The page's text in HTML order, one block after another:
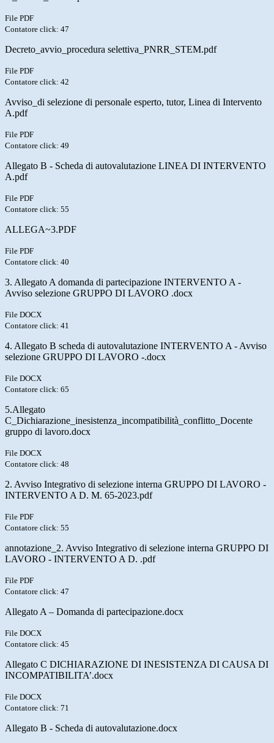
File PDF
Contatore click: 47
Decreto_avvio_procedura selettiva_PNRR_STEM.pdf
File PDF
Contatore click: 42
Avviso_di selezione di personale esperto, tutor, Linea di Intervento
A.pdf
File PDF
Contatore click: 49
Allegato B - Scheda di autovalutazione LINEA DI INTERVENTO
A.pdf
File PDF
Contatore click: 55
ALLEGA~3.PDF
File PDF
Contatore click: 40
3. Allegato A domanda di partecipazione INTERVENTO A -
Avviso selezione GRUPPO DI LAVORO .docx
File DOCX
Contatore click: 41
4. Allegato B scheda di autovalutazione INTERVENTO A - Avviso
selezione GRUPPO DI LAVORO -.docx
File DOCX
Contatore click: 65
5.Allegato
C_Dichiarazione_inesistenza_incompatibilità_conflitto_Docente
gruppo di lavoro.docx
File DOCX
Contatore click: 48
2. Avviso Integrativo di selezione interna GRUPPO DI LAVORO -
INTERVENTO A D. M. 65-2023.pdf
File PDF
Contatore click: 55
annotazione_2. Avviso Integrativo di selezione interna GRUPPO DI
LAVORO - INTERVENTO A D. .pdf
File PDF
Contatore click: 47
Allegato A – Domanda di partecipazione.docx
File DOCX
Contatore click: 45
Allegato C DICHIARAZIONE DI INESISTENZA DI CAUSA DI
INCOMPATIBILITA’.docx
File DOCX
Contatore click: 71
Allegato B - Scheda di autovalutazione.docx